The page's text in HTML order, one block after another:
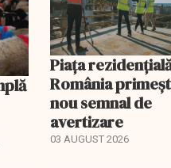
Piața
România
nou semnal de
avertizare
03 AUGUST 2026